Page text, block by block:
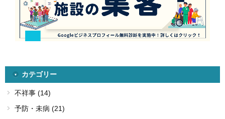
カテゴリー
不祥事 (14)
予防・未病 (21)